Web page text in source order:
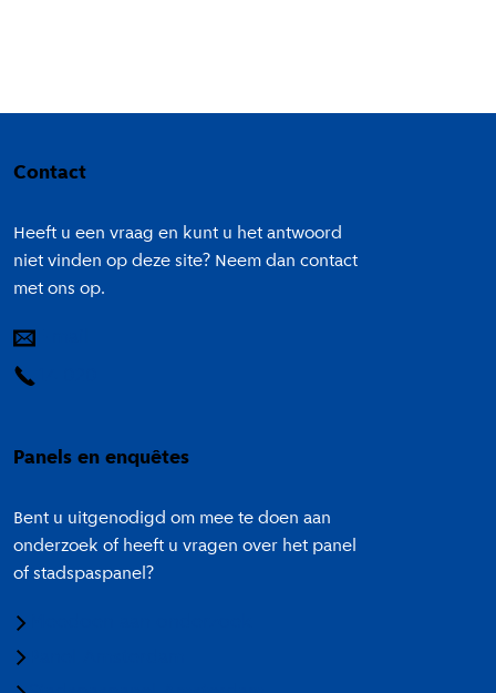
Contact
Heeft u een vraag en kunt u het antwoord
niet vinden op deze site? Neem dan contact
met ons op.
Panels en enquêtes
Bent u uitgenodigd om mee te doen aan
onderzoek of heeft u vragen over het panel
of stadspaspanel?